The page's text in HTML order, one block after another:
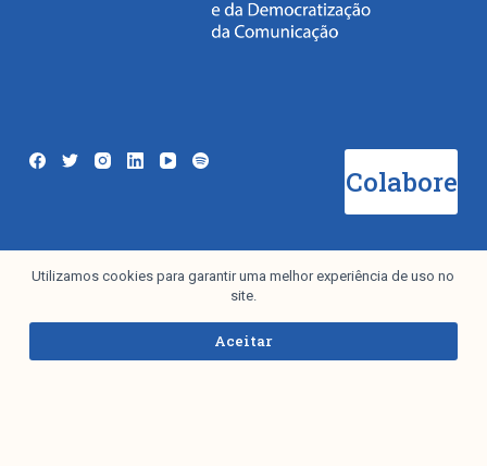
Colabore
Utilizamos cookies para garantir uma melhor experiência de uso no
site.
Aceitar